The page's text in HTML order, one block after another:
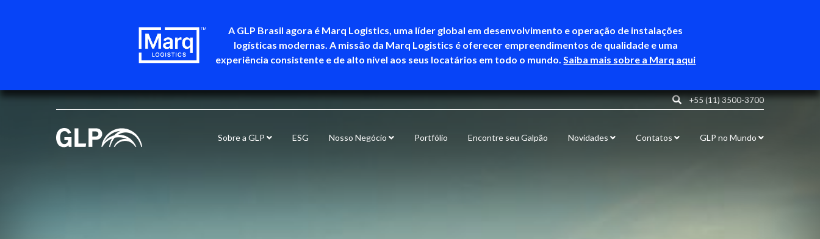
A GLP Brasil agora é Marq Logistics, uma líder global em desenvolvimento e operação de instalações
logísticas modernas. A missão da Marq Logistics é oferecer empreendimentos de qualidade e uma
experiência consistente e de alto nível aos seus locatários em todo o mundo. Saiba mais sobre a Marq aqui
+55 (11) 3500-3700
Sobre a GLP ESG Nosso Negócio Portfólio Encontre seu Galpão Novidades Contatos GLP no Mundo